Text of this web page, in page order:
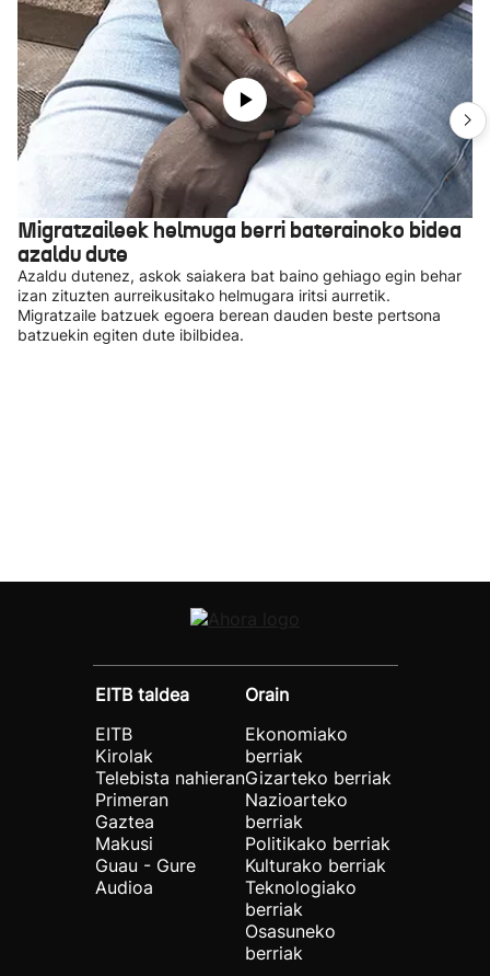
Migratzaileek helmuga berri baterainoko bidea
azaldu dute
Azaldu dutenez, askok saiakera bat baino gehiago egin behar
izan zituzten aurreikusitako helmugara iritsi aurretik.
Migratzaile batzuek egoera berean dauden beste pertsona
batzuekin egiten dute ibilbidea.
EITB taldea
EITB
Kirolak
Telebista nahieran
Primeran
Gaztea
Makusi
Guau - Gure
Audioa
Orain
Ekonomiako
berriak
Gizarteko berriak
Nazioarteko
berriak
Politikako berriak
Kulturako berriak
Teknologiako
berriak
Osasuneko
berriak